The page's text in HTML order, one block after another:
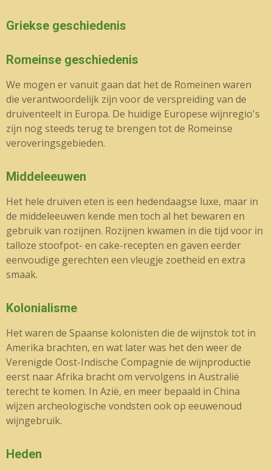
Griekse geschiedenis
Romeinse geschiedenis
We mogen er vanuit gaan dat het de Romeinen waren
die verantwoordelijk zijn voor de verspreiding van de
druiventeelt in Europa. De huidige Europese wijnregio's
zijn nog steeds terug te brengen tot de Romeinse
veroveringsgebieden.
Middeleeuwen
Het hele druiven eten is een hedendaagse luxe, maar in
de middeleeuwen kende men toch al het bewaren en
gebruik van rozijnen. Rozijnen kwamen in die tijd voor in
talloze stoofpot- en cake-recepten en gaven eerder
eenvoudige gerechten een vleugje zoetheid en extra
smaak.
Kolonialisme
Het waren de Spaanse kolonisten die de wijnstok tot in
Amerika brachten, en wat later was het den weer de
Verenigde Oost-Indische Compagnie de wijnproductie
eerst naar Afrika bracht om vervolgens in Australië
terecht te komen. In Azië, en meer bepaald in China
wijzen archeologische vondsten ook op eeuwenoud
wijngebruik.
Heden